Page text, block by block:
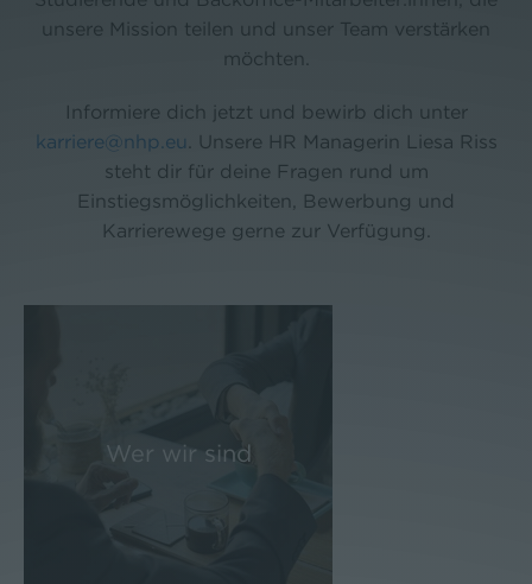
unsere Mission teilen und unser Team verstärken
möchten.
Informiere dich jetzt und bewirb dich unter
karriere@nhp.eu . Unsere HR Managerin Liesa Riss
steht dir für deine Fragen rund um
Einstiegsmöglichkeiten, Bewerbung und
Karrierewege gerne zur Verfügung.
Wer wir sind